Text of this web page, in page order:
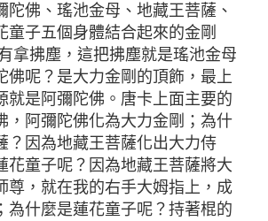
陀佛、瑤池金母、地藏王菩薩、
童子五個身體結合起來的金剛
拿拂塵，這把拂塵就是瑤池金母
佛呢？是大力金剛的頂飾，最上
就是阿彌陀佛。唐卡上面主要的
，阿彌陀佛化為大力金剛；為什
？因為地藏王菩薩化出大力侍
花童子呢？因為地藏王菩薩將大
尊，就在我的右手大姆指上，成
為什麼是蓮花童子呢？持著棍的